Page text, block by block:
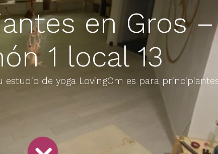
en Gros
1 local 13
de yoga LovingOm es para